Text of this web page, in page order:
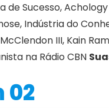
de Sucesso,
Indústria do
III, Kain
na Rádio CBN
02